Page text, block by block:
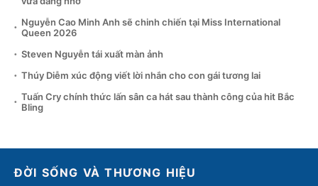
Nguyễn Cao Minh Anh sẽ chinh chiến tại Miss International
Queen 2026
Steven Nguyễn tái xuất màn ảnh
Thúy Diễm xúc động viết lời nhắn cho con gái tương lai
Tuấn Cry chính thức lấn sân ca hát sau thành công của hit Bắc
Bling
ĐỜI SỐNG VÀ THƯƠNG HIỆU